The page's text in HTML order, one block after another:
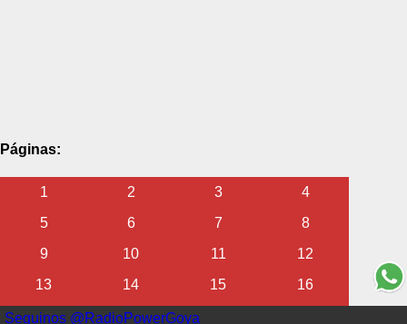
Seguinos @RadioPowerGoya
Páginas:
1 2 3
4
5
6 7
8
9
10 11
12
13
14 15
16
17
18